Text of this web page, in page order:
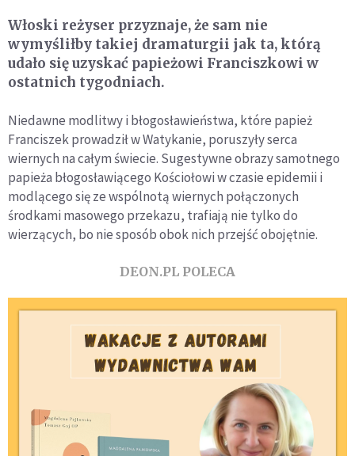
Włoski reżyser przyznaje, że sam nie
wymyśliłby takiej dramaturgii jak ta, którą
udało się uzyskać papieżowi Franciszkowi w
ostatnich tygodniach.
Niedawne modlitwy i błogosławieństwa, które papież
Franciszek prowadził w Watykanie, poruszyły serca
wiernych na całym świecie. Sugestywne obrazy samotnego
papieża błogosławiącego Kościołowi w czasie epidemii i
modlącego się ze wspólnotą wiernych połączonych
środkami masowego przekazu, trafiają nie tylko do
wierzących, bo nie sposób obok nich przejść obojętnie.
DEON.PL POLECA